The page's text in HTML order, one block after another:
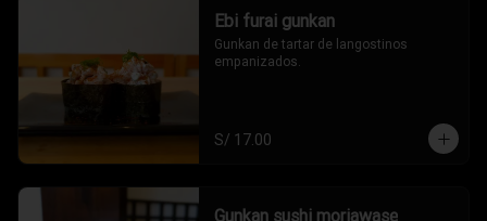
Ebi furai gunkan
Gunkan de tartar de langostinos
empanizados.
S/ 17.00
Gunkan sushi moriawase